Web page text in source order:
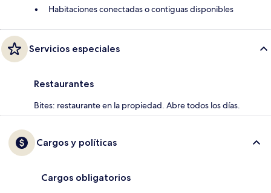
Habitaciones conectadas o contiguas disponibles
Servicios especiales
Restaurantes
Bites: restaurante en la propiedad. Abre todos los días.
Cargos y políticas
Cargos obligatorios